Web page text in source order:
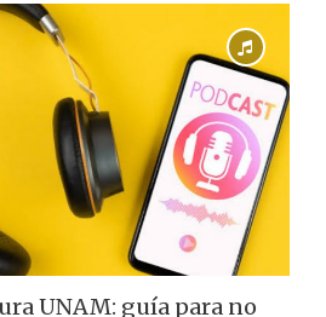
UNAM: guía para no